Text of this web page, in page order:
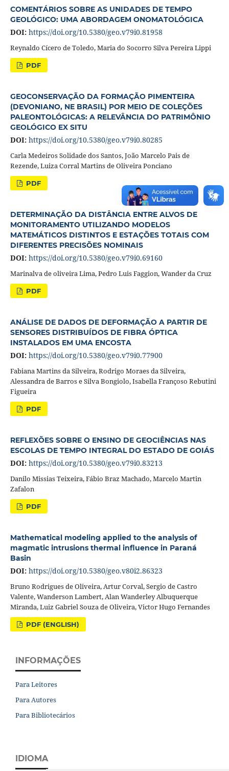
COMENTÁRIOS SOBRE AS UNIDADES DE TEMPO
GEOLÓGICO: UMA ABORDAGEM ONOMATOLÓGICA
DOI: https://doi.org/10.5380/geo.v79i0.81958
Reynaldo Cícero de Toledo, Maria do Socorro Silva Pereira Lippi
PDF
GEOCONSERVAÇÃO DA FORMAÇÃO PIMENTEIRA
(DEVONIANO, NE BRASIL) POR MEIO DE COLEÇÕES
PALEONTOLÓGICAS: A RELEVÂNCIA DO PATRIMÔNIO
GEOLÓGICO EX SITU
DOI: https://doi.org/10.5380/geo.v79i0.80285
Carla Medeiros Solidade dos Santos, João Marcelo Pais de
Rezende, Luiza Corral Martins de Oliveira Ponciano
PDF
DETERMINAÇÃO DA DISTÂNCIA ENTRE ALVOS DE
MONITORAMENTO UTILIZANDO MODELOS
MATEMÁTICOS DISTINTOS E ESTAÇÕES TOTAIS COM
DIFERENTES PRECISÕES NOMINAIS
DOI: https://doi.org/10.5380/geo.v79i0.69160
Marinalva de oliveira Lima, Pedro Luis Faggion, Wander da Cruz
PDF
ANÁLISE DE DADOS DE DEFORMAÇÃO A PARTIR DE
SENSORES DISTRIBUÍDOS DE FIBRA ÓPTICA
INSTALADOS EM UMA ENCOSTA
DOI: https://doi.org/10.5380/geo.v79i0.77900
Fabiana Martins da Silveira, Rodrigo Moraes da Silveira,
Alessandra de Barros e Silva Bongiolo, Isabella Françoso Rebutini
Figueira
PDF
REFLEXÕES SOBRE O ENSINO DE GEOCIÊNCIAS NAS
ESCOLAS DE TEMPO INTEGRAL DO ESTADO DE GOIÁS
DOI: https://doi.org/10.5380/geo.v79i0.83213
Danilo Missias Teixeira, Fábio Braz Machado, Marcelo Martin
Zafalon
PDF
Mathematical modeling applied to the analysis of
magmatic intrusions thermal influence in Paraná
Basin
DOI: https://doi.org/10.5380/geo.v80i2.86323
Bruno Rodrigues de Oliveira, Artur Corval, Sergio de Castro
Valente, Wanderson Lambert, Alan Wanderley Albuquerque
Miranda, Luiz Gabriel Souza de Oliveira, Victor Hugo Fernandes
PDF (ENGLISH)
INFORMAÇÕES
Para Leitores
Para Autores
Para Bibliotecários
IDIOMA